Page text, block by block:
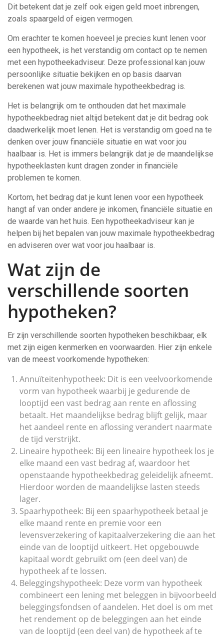
Dit betekent dat je zelf ook eigen geld moet inbrengen,
zoals spaargeld of eigen vermogen.
Om erachter te komen hoeveel je precies kunt lenen voor
een hypotheek, is het verstandig om contact op te nemen
met een hypotheekadviseur. Deze professional kan jouw
persoonlijke situatie bekijken en op basis daarvan
berekenen wat jouw maximale hypotheekbedrag is.
Het is belangrijk om te onthouden dat het maximale
hypotheekbedrag niet altijd betekent dat je dit bedrag ook
daadwerkelijk moet lenen. Het is verstandig om goed na te
denken over jouw financiële situatie en wat voor jou
haalbaar is. Het is immers belangrijk dat je de maandelijkse
hypotheeklasten kunt dragen zonder in financiële
problemen te komen.
Kortom, het bedrag dat je kunt lenen voor een hypotheek
hangt af van onder andere je inkomen, financiële situatie en
de waarde van het huis. Een hypotheekadviseur kan je
helpen bij het bepalen van jouw maximale hypotheekbedrag
en adviseren over wat voor jou haalbaar is.
Wat zijn de
verschillende soorten
hypotheken?
Er zijn verschillende soorten hypotheken beschikbaar, elk
met zijn eigen kenmerken en voorwaarden. Hier zijn enkele
van de meest voorkomende hypotheken:
Annuïteitenhypotheek: Dit is een veelvoorkomende
vorm van hypotheek waarbij je gedurende de
looptijd een vast bedrag aan rente en aflossing
betaalt. Het maandelijkse bedrag blijft gelijk, maar
het aandeel rente en aflossing verandert naarmate
de tijd verstrijkt.
Lineaire hypotheek: Bij een lineaire hypotheek los je
elke maand een vast bedrag af, waardoor het
openstaande hypotheekbedrag geleidelijk afneemt.
Hierdoor worden de maandelijkse lasten steeds
lager.
Spaarhypotheek: Bij een spaarhypotheek betaal je
elke maand rente en premie voor een
levensverzekering of kapitaalverzekering die aan het
einde van de looptijd uitkeert. Het opgebouwde
kapitaal wordt gebruikt om (een deel van) de
hypotheek af te lossen.
Beleggingshypotheek: Deze vorm van hypotheek
combineert een lening met beleggen in bijvoorbeeld
beleggingsfondsen of aandelen. Het doel is om met
het rendement op de beleggingen aan het einde
van de looptijd (een deel van) de hypotheek af te